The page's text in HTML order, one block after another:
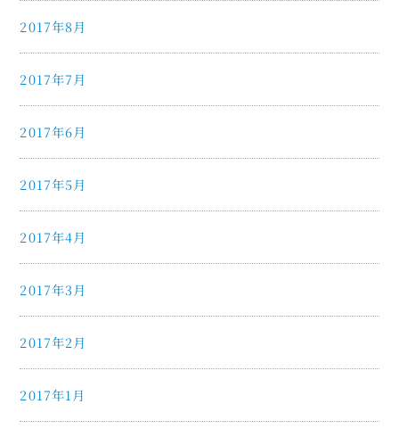
2017年8月
2017年7月
2017年6月
2017年5月
2017年4月
2017年3月
2017年2月
2017年1月